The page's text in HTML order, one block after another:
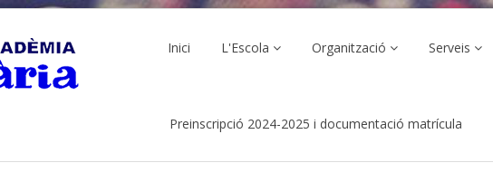
Inici L'Escola Organització Serveis
Preinscripció 2024-2025 i documentació matrícula